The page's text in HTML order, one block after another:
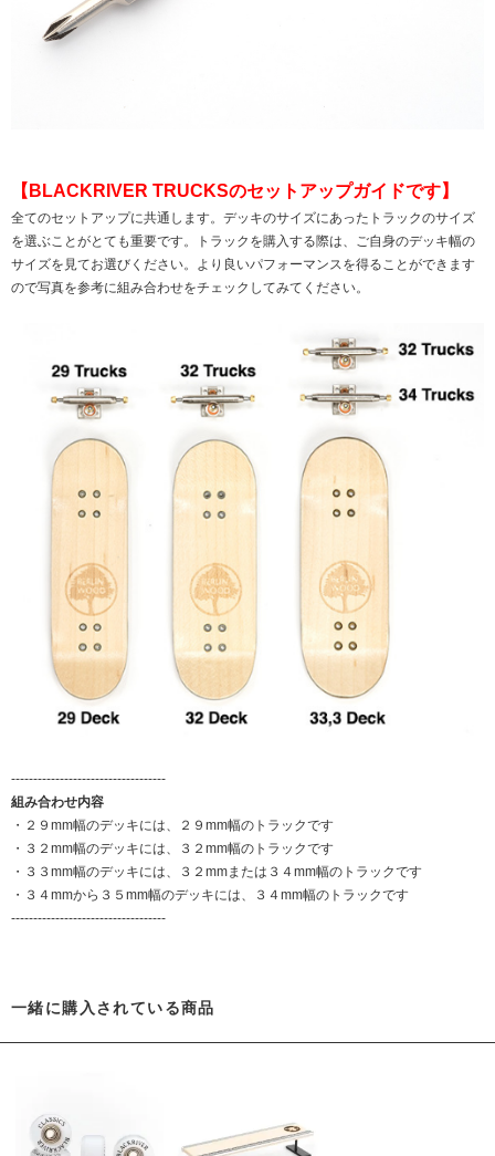
【BLACKRIVER TRUCKSのセットアップガイドです】
全てのセットアップに共通します。デッキのサイズにあったトラックのサイズ
を選ぶことがとても重要です。トラックを購入する際は、ご自身のデッキ幅の
サイズを見てお選びください。より良いパフォーマンスを得ることができます
ので写真を参考に組み合わせをチェックしてみてください。
-----------------------------------
組み合わせ内容
・２９mm幅のデッキには、２９mm幅のトラックです
・３２mm幅のデッキには、３２mm幅のトラックです
・３３mm幅のデッキには、３２mmまたは３４mm幅のトラックです
・３４mmから３５mm幅のデッキには、３４mm幅のトラックです
-----------------------------------
一緒に購入されている商品